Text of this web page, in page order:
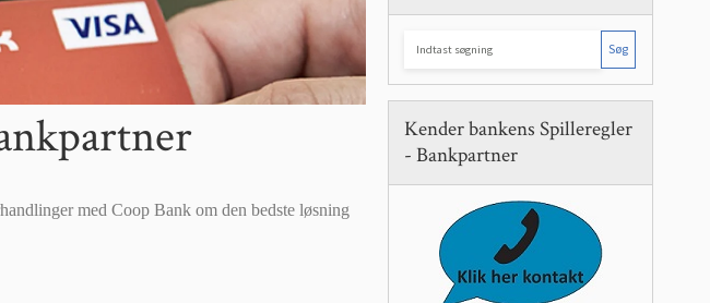
med Coop Bank om den bedste løsning
Søg
Kender bankens Spilleregler
- Bankpartner